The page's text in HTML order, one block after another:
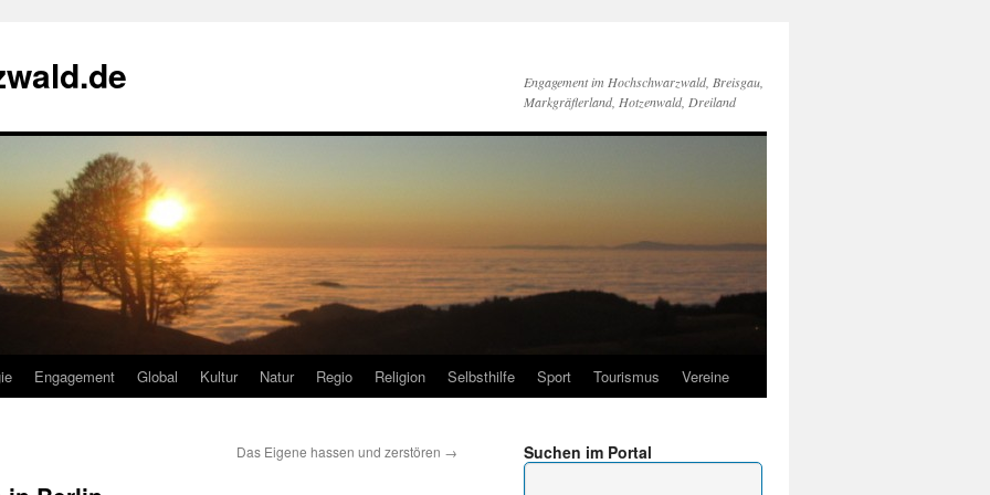
Engagement im Hochschwarzwald, Breisgau,
Markgräflerland, Hotzenwald, Dreiland
Engagement Global Kultur Natur Regio Religion Selbsthilfe Sport Tourismus Vereine
Das Eigene hassen und zerstören → Suchen im Portal